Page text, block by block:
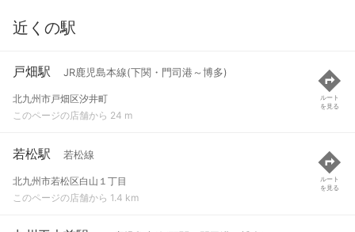
近くの駅
戸畑駅 JR鹿児島本線(下関・門司港～博多)
北九州市戸畑区汐井町
このページの店舗から 24 m
ルート
を見る
若松駅 若松線
北九州市若松区白山１丁目
このページの店舗から 1.4 km
ルート
を見る